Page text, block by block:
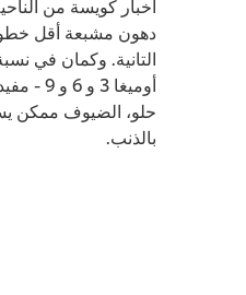
دهون مشبعة أقل
التانية. وكمان في
أوميغا
حلو، الضيوف ممكن
بالذنب.